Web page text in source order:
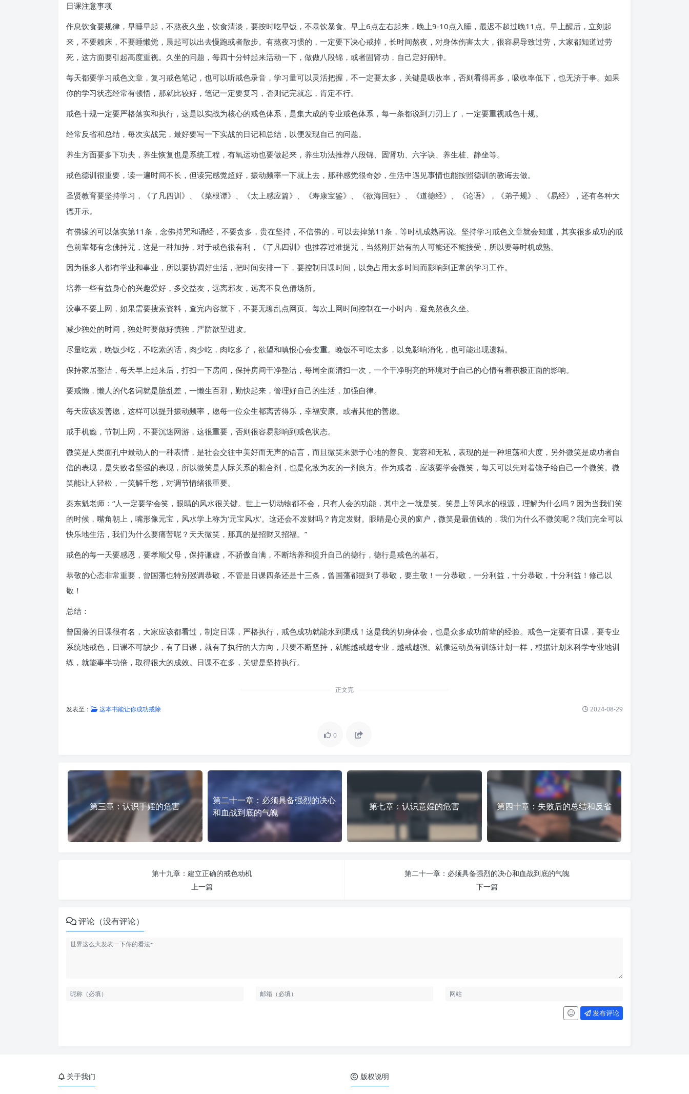
日课注意事项
作息饮食要规律，早睡早起，不熬夜久坐，饮食清淡，要按时吃早饭，不暴饮暴食。早上6点左右起来，晚上9-10点入睡，最迟不超过晚11点。早上醒后，立刻起
来，不要赖床，不要睡懒觉，晨起可以出去慢跑或者散步。有熬夜习惯的，一定要下决心戒掉，长时间熬夜，对身体伤害太大，很容易导致过劳，大家都知道过劳
死，这方面要引起高度重视。久坐的问题，每四十分钟起来活动一下，做做八段锦，或者固肾功，自己定好闹钟。
每天都要学习戒色文章，复习戒色笔记，也可以听戒色录音，学习量可以灵活把握，不一定要太多，关键是吸收率，否则看得再多，吸收率低下，也无济于事。如果
你的学习状态经常有顿悟，那就比较好，笔记一定要复习，否则记完就忘，肯定不行。
戒色十规一定要严格落实和执行，这是以实战为核心的戒色体系，是集大成的专业戒色体系，每一条都说到刀刃上了，一定要重视戒色十规。
经常反省和总结，每次实战完，最好要写一下实战的日记和总结，以便发现自己的问题。
养生方面要多下功夫，养生恢复也是系统工程，有氧运动也要做起来，养生功法推荐八段锦、固肾功、六字诀、养生桩、静坐等。
戒色德训很重要，读一遍时间不长，但读完感觉超好，振动频率一下就上去，那种感觉很奇妙，生活中遇见事情也能按照德训的教诲去做。
圣贤教育要坚持学习，《了凡四训》、《菜根谭》、《太上感应篇》、《寿康宝鉴》、《欲海回狂》、《道德经》、《论语》，《弟子规》、《易经》，还有各种大
德开示。
有佛缘的可以落实第11条，念佛持咒和诵经，不要贪多，贵在坚持，不信佛的，可以去掉第11条，等时机成熟再说。坚持学习戒色文章就会知道，其实很多成功的戒
色前辈都有念佛持咒，这是一种加持，对于戒色很有利，《了凡四训》也推荐过准提咒，当然刚开始有的人可能还不能接受，所以要等时机成熟。
因为很多人都有学业和事业，所以要协调好生活，把时间安排一下，要控制日课时间，以免占用太多时间而影响到正常的学习工作。
培养一些有益身心的兴趣爱好，多交益友，远离邪友，远离不良色倩场所。
没事不要上网，如果需要搜索资料，查完内容就下，不要无聊乱点网页。每次上网时间控制在一小时内，避免熬夜久坐。
减少独处的时间，独处时要做好慎独，严防欲望进攻。
尽量吃素，晚饭少吃，不吃素的话，肉少吃，肉吃多了，欲望和嗔恨心会变重。晚饭不可吃太多，以免影响消化，也可能出现遗精。
保持家居整洁，每天早上起来后，打扫一下房间，保持房间干净整洁，每周全面清扫一次，一个干净明亮的环境对于自己的心情有着积极正面的影响。
要戒懒，懒人的代名词就是脏乱差，一懒生百邪，勤快起来，管理好自己的生活，加强自律。
每天应该发善愿，这样可以提升振动频率，愿每一位众生都离苦得乐，幸福安康。或者其他的善愿。
戒手机瘾，节制上网，不要沉迷网游，这很重要，否则很容易影响到戒色状态。
微笑是人类面孔中最动人的一种表情，是社会交往中美好而无声的语言，而且微笑来源于心地的善良、宽容和无私，表现的是一种坦荡和大度，另外微笑是成功者自
信的表现，是失败者坚强的表现，所以微笑是人际关系的黏合剂，也是化敌为友的一剂良方。作为戒者，应该要学会微笑，每天可以先对着镜子给自己一个微笑。微
笑能让人轻松，一笑解千愁，对调节情绪很重要。
秦东魁老师：“人一定要学会笑，眼睛的风水很关键。世上一切动物都不会，只有人会的功能，其中之一就是笑。笑是上等风水的根源，理解为什么吗？因为当我们笑
的时候，嘴角朝上，嘴形像元宝，风水学上称为‘元宝风水’。这还会不发财吗？肯定发财。眼睛是心灵的窗户，微笑是最值钱的，我们为什么不微笑呢？我们完全可以
快乐地生活，我们为什么要痛苦呢？天天微笑，那真的是招财又招福。”
戒色的每一天要感恩，要孝顺父母，保持谦虚，不骄傲自满，不断培养和提升自己的德行，德行是戒色的基石。
恭敬的心态非常重要，曾国藩也特别强调恭敬，不管是日课四条还是十三条，曾国藩都提到了恭敬，要主敬！一分恭敬，一分利益，十分恭敬，十分利益！修己以
敬！
总结：
曾国藩的日课很有名，大家应该都看过，制定日课，严格执行，戒色成功就能水到渠成！这是我的切身体会，也是众多成功前辈的经验。戒色一定要有日课，要专业
系统地戒色，日课不可缺少，有了日课，就有了执行的大方向，只要不断坚持，就能越戒越专业，越戒越强。就像运动员有训练计划一样，根据计划来科学专业地训
练，就能事半功倍，取得很大的成效。日课不在多，关键是坚持执行。
正文完
发表至： 这本书能让你成功戒除 2024-08-29
0
第三章：认识手婬的危害
第二十一章：必须具备强烈的决心
和血战到底的气魄
第七章：认识意婬的危害 第四十章：失败后的总结和反省
第十九章：建立正确的戒色动机
上一篇
第二十一章：必须具备强烈的决心和血战到底的气魄
下一篇
评论（没有评论）
发布评论
关于我们 版权说明